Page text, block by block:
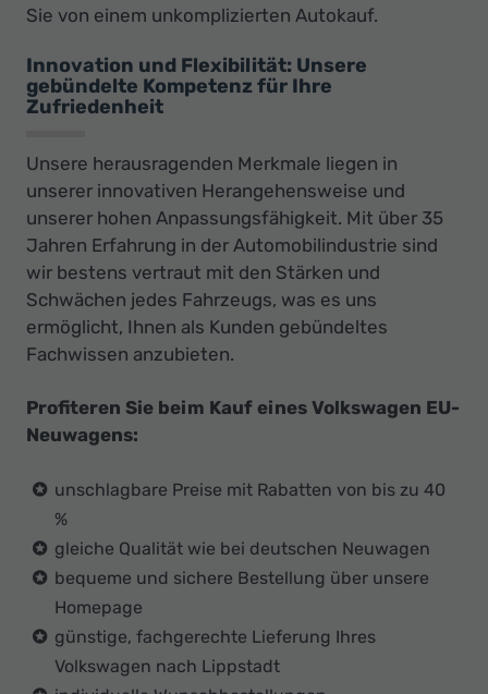
Sie von einem unkomplizierten Autokauf.
Innovation und Flexibilität: Unsere
gebündelte Kompetenz für Ihre
Zufriedenheit
Unsere herausragenden Merkmale liegen in
unserer innovativen Herangehensweise und
unserer hohen Anpassungsfähigkeit. Mit über 35
Jahren Erfahrung in der Automobilindustrie sind
wir bestens vertraut mit den Stärken und
Schwächen jedes Fahrzeugs, was es uns
ermöglicht, Ihnen als Kunden gebündeltes
Fachwissen anzubieten.
Profiteren Sie beim Kauf eines Volkswagen EU-
Neuwagens:
unschlagbare Preise mit Rabatten von bis zu 40
%
gleiche Qualität wie bei deutschen Neuwagen
bequeme und sichere Bestellung über unsere
Homepage
günstige, fachgerechte Lieferung Ihres
Volkswagen nach Lippstadt